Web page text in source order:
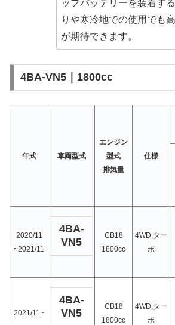
ップバッテリーを装着す
りや寒冷地での使用でも
が期待できます。
4BA-VN5｜1800cc
年式 車両型式
エンジン
型式
排気量
仕様
2020/11
~2021/11
4BA-
VN5
CB18
1800cc
4WD,ター
ボ
2021/11~
4BA-
VN5
CB18
1800cc
4WD,ター
ボ